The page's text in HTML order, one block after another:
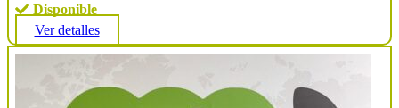
Disponible
Ver detalles